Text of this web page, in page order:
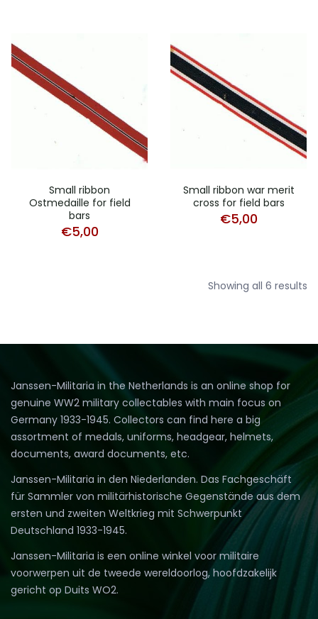
Small ribbon
Ostmedaille for field
bars
€5,00
Small ribbon war merit
cross for field bars
€5,00
Showing all 6 results
Janssen-Militaria in the Netherlands is an online shop for
genuine WW2 military collectables with main focus on
Germany 1933-1945. Collectors can find here a big
assortment of medals, uniforms, headgear, helmets,
documents, award documents, etc.
Janssen-Militaria in den Niederlanden. Das Fachgeschäft
für Sammler von militärhistorische Gegenstände aus dem
ersten und zweiten Weltkrieg mit Schwerpunkt
Deutschland 1933-1945.
Janssen-Militaria is een online winkel voor militaire
voorwerpen uit de tweede wereldoorlog, hoofdzakelijk
gericht op Duits WO2.